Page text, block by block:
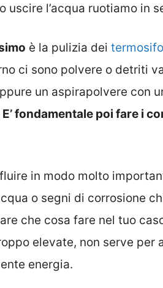
uscire l’acqua ruotiamo in
è la pulizia dei
ci sono polvere o detriti
un aspirapolvere con
E’ fondamentale poi fare i
in modo molto
o segni di corrosione
che cosa fare nel tuo
elevate, non serve per
energia.